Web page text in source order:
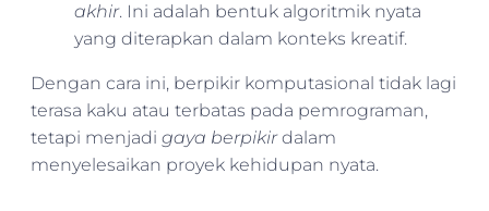
akhir. Ini adalah bentuk algoritmik nyata
yang diterapkan dalam konteks kreatif.
Dengan cara ini, berpikir komputasional tidak lagi
terasa kaku atau terbatas pada pemrograman,
tetapi menjadi gaya berpikirdalam
menyelesaikan proyek kehidupan nyata.